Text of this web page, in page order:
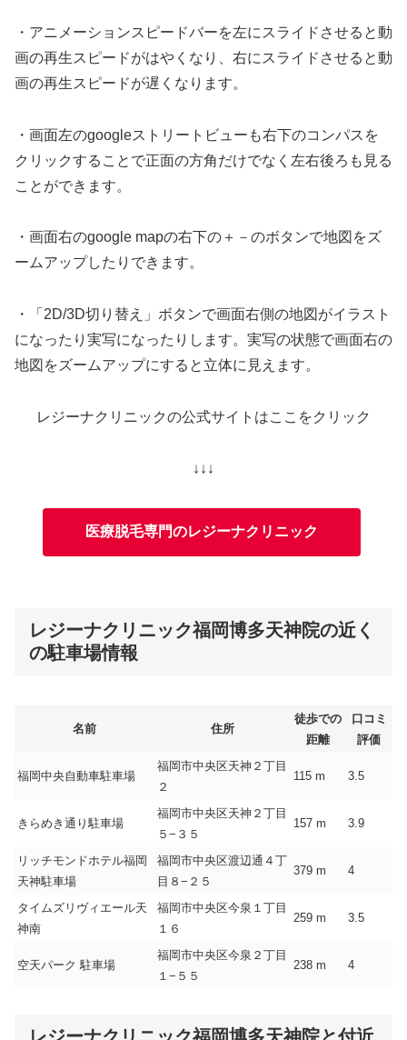
・アニメーションスピードバーを左にスライドさせると動
画の再生スピードがはやくなり、右にスライドさせると動
画の再生スピードが遅くなります。
・画面左のgoogleストリートビューも右下のコンパスを
クリックすることで正面の方角だけでなく左右後ろも見る
ことができます。
・画面右のgoogle mapの右下の＋－のボタンで地図をズ
ームアップしたりできます。
・「2D/3D切り替え」ボタンで画面右側の地図がイラスト
になったり実写になったりします。実写の状態で画面右の
地図をズームアップにすると立体に見えます。
レジーナクリニックの公式サイトはここをクリック
↓↓↓
医療脱毛専門のレジーナクリニック
レジーナクリニック福岡博多天神院の近く
の駐車場情報
名前 住所
徒歩での
距離
口コミ
評価
福岡中央自動車駐車場
福岡市中央区天神２丁目
２
115 m 3.5
きらめき通り駐車場
福岡市中央区天神２丁目
５−３５
157 m 3.9
リッチモンドホテル福岡
天神駐車場
福岡市中央区渡辺通４丁
目８−２５
379 m 4
タイムズリヴィエール天
神南
福岡市中央区今泉１丁目
１６
259 m 3.5
空天パーク 駐車場
福岡市中央区今泉２丁目
１−５５
238 m 4